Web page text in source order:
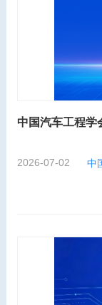
中国汽车工程学
2026-07-02 中